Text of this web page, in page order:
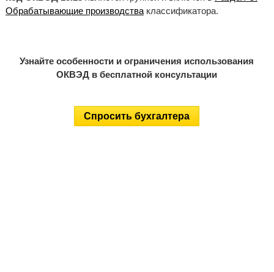
Обрабатывающие производстваклассификатора.
Узнайте особенности и ограничения использования
ОКВЭД в бесплатной консультации
Спросить бухгалтера